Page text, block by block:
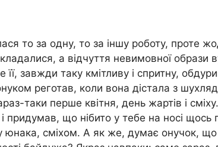
то за одну, то за іншу роботу, проте
а відчуття невимовної образи
завжди таку кмітливу і спритну,
реготав, коли вона дістала з
таки перше квітня, день жартів і сміху.
придумав, що нібито у тебе на носі щось
юнака, сміхом. А як же, думає онучок,